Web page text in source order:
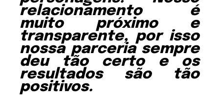
relacionamento é
muito próximo e
transparente, por isso
nossa parceria sempre
deu tão certo e os
resultados são tão
positivos.